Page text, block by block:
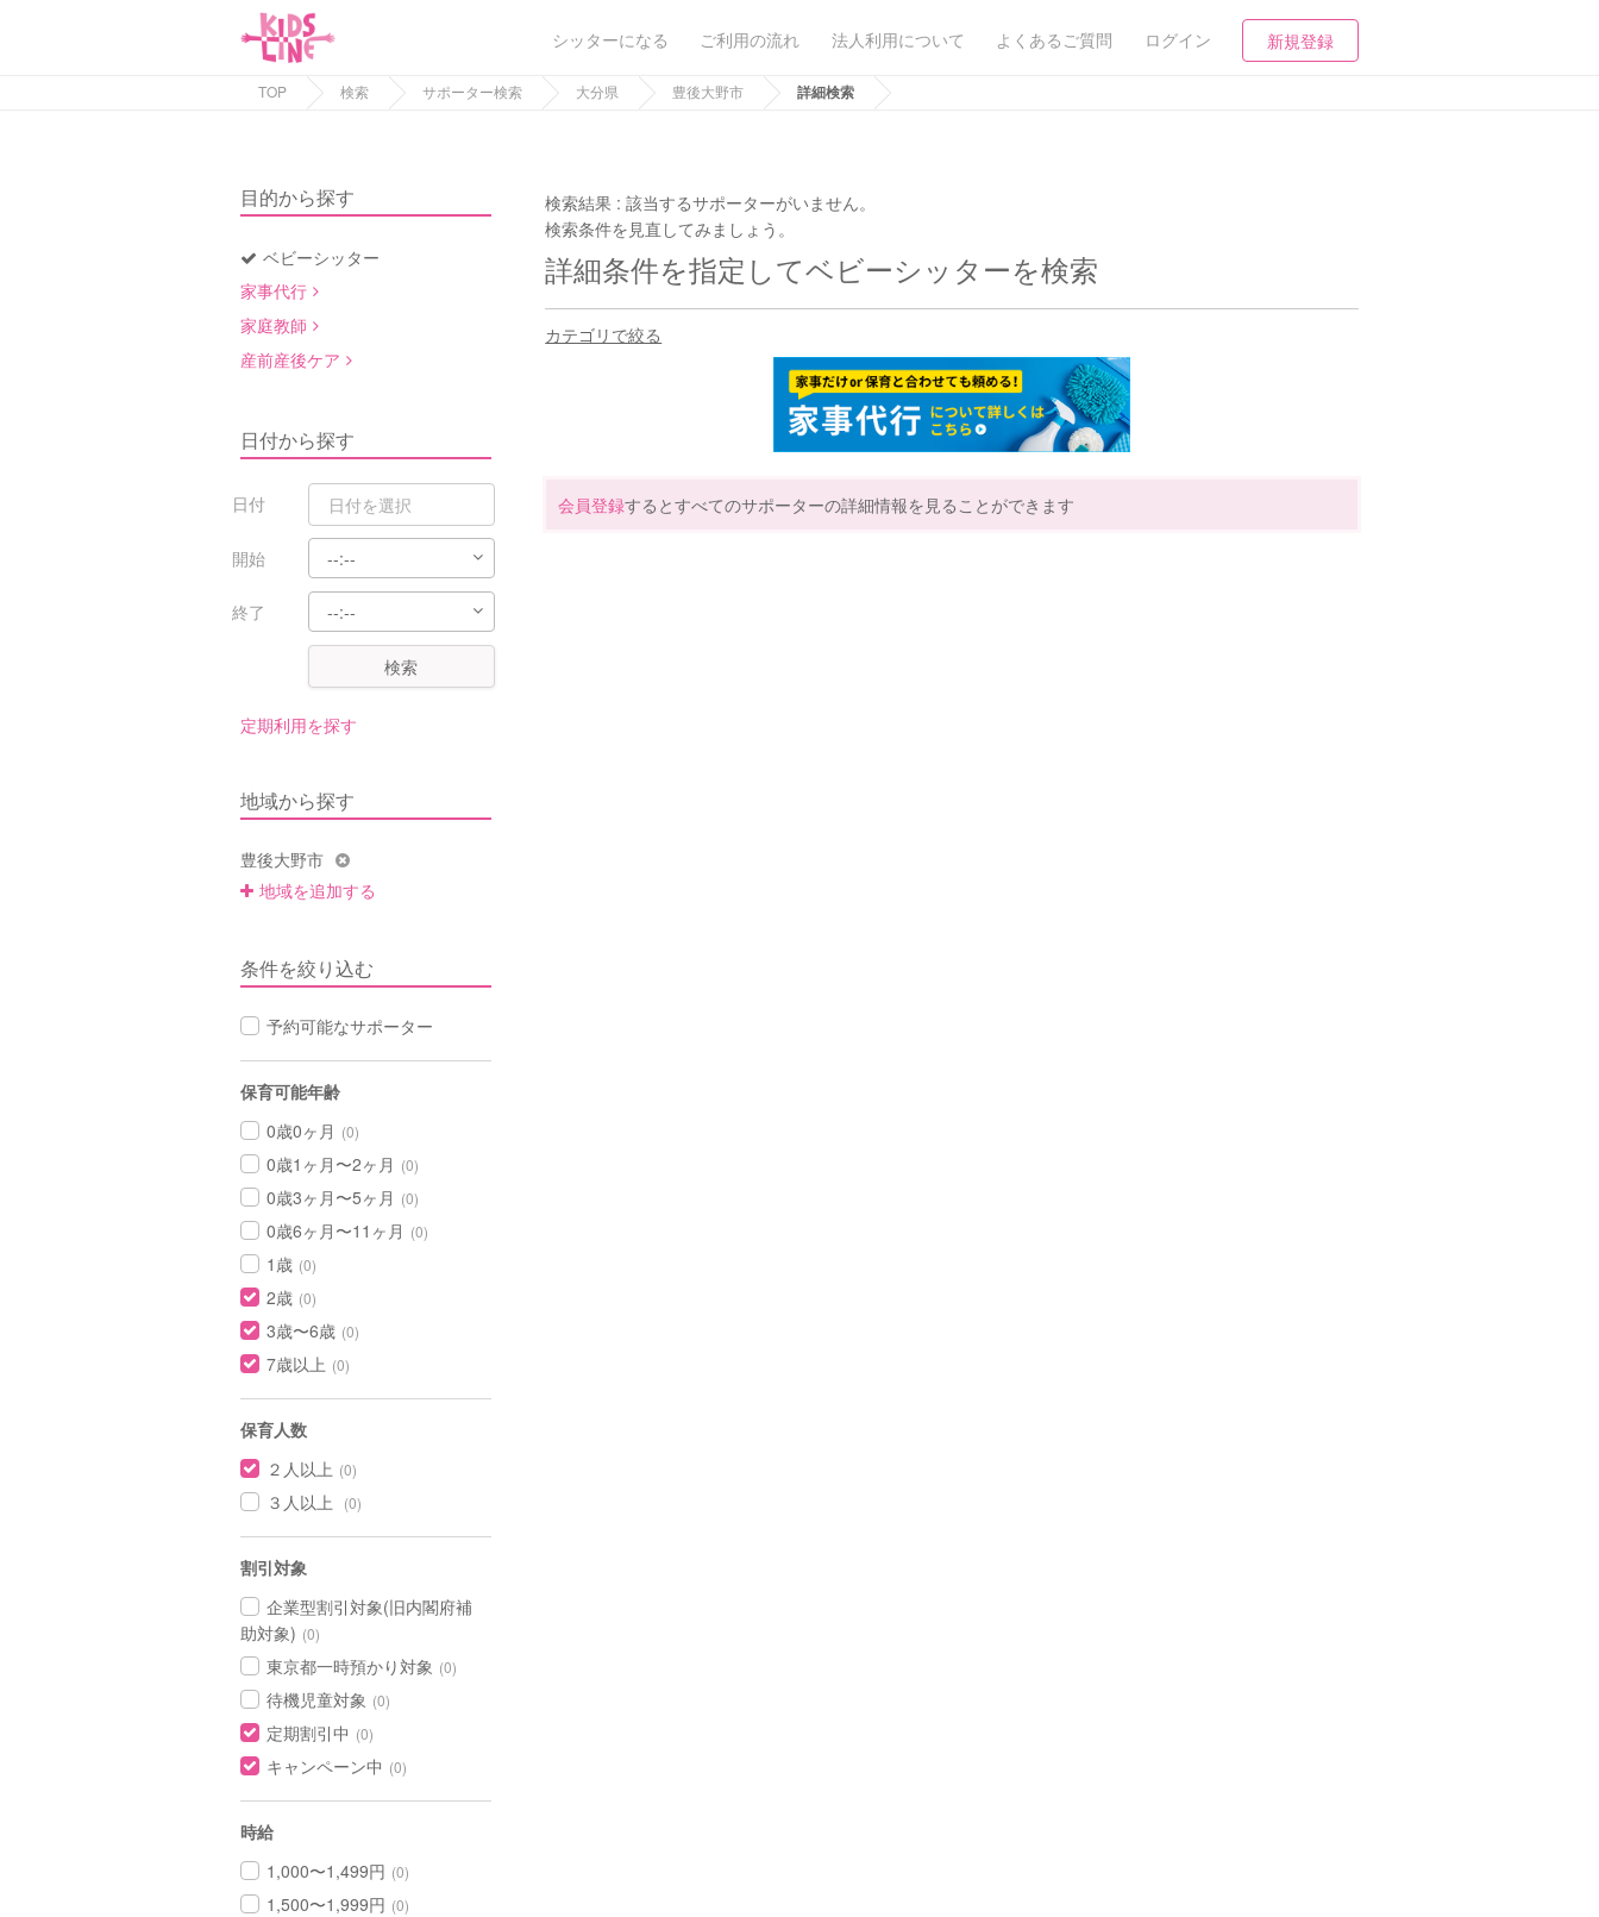
シッターになる ご利用の流れ 法人利用について よくあるご質問 ログイン 新規登録
TOP 検索 サポーター検索 大分県 豊後大野市 詳細検索
目的から探す
ベビーシッター
家事代行
家庭教師
産前産後ケア
日付から探す
日付
開始
終了
検索
定期利用を探す
地域から探す
豊後大野市
地域を追加する
条件を絞り込む
予約可能なサポーター
保育可能年齢
0歳0ヶ月 (0)
0歳1ヶ月〜2ヶ月 (0)
0歳3ヶ月〜5ヶ月 (0)
0歳6ヶ月〜11ヶ月 (0)
1歳 (0)
2歳 (0)
3歳〜6歳 (0)
7歳以上 (0)
保育人数
２人以上 (0)
３人以上 (0)
割引対象
企業型割引対象(旧内閣府補
助対象) (0)
東京都一時預かり対象 (0)
待機児童対象 (0)
定期割引中 (0)
キャンペーン中 (0)
時給
1,000〜1,499円 (0)
1,500〜1,999円 (0)
検索結果 :該当するサポーターがいません。
検索条件を見直してみましょう。
詳細条件を指定してベビーシッターを検索
カテゴリで絞る
会員登録するとすべてのサポーターの詳細情報を見ることができます